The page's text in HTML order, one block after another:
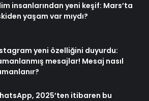
insanlarından yeni keşif: Mars’ta
yaşam var mıydı?
yeni özelliğini duyurdu:
mesajlar! Mesaj nasıl
2025’ten itibaren bu